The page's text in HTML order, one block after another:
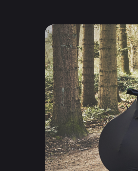
Lees
meer
over
TRANSPORT
fietssok